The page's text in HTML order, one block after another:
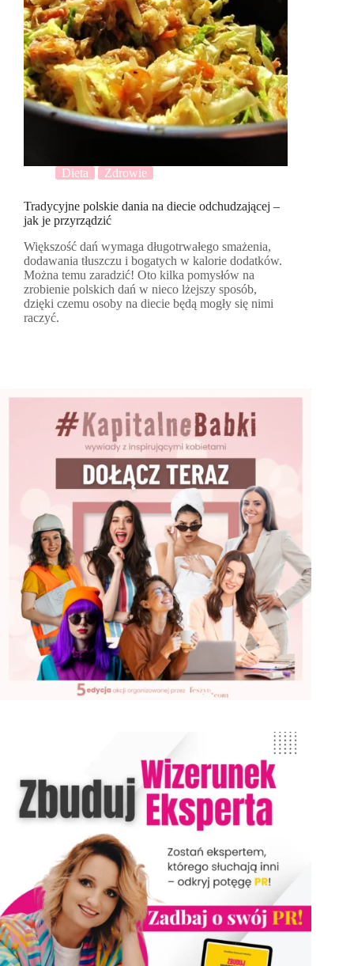
Dieta Zdrowie
Tradycyjne polskie dania na diecie odchudzającej –
jak je przyrządzić
Większość dań wymaga długotrwałego smażenia,
dodawania tłuszczu i bogatych w kalorie dodatków.
Można temu zaradzić! Oto kilka pomysłów na
zrobienie polskich dań w nieco lżejszy sposób,
dzięki czemu osoby na diecie będą mogły się nimi
raczyć.